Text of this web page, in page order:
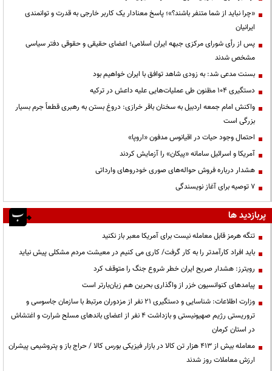
«چرا نباید از شما متنفر باشند؟»؛ پاسخ معنادار یک کاربر خارجی به قدرت و توانمندی
ایرانیان
پس از رأی شورای مرکزی جبهه ایران اسلامی؛ اعضای حقیقی و حقوقی دفتر سیاسی
مشخص شدند
بسنت مدعی شد: به زودی شاهد توافق با ایران خواهیم بود
دستگیری ۱۰۴ مظنون طی عملیات‌هایی علیه داعش در ترکیه
واکنش امام جمعه اردبیل به سخنان باقر خرازی: دروغ بستن به رهبری قطعاً جرم بسیار
بزرگی است
احتمال وجود حیات در اقیانوس مدفون «اروپا»
آمریکا و اسرائیل سامانه «پیکان» را آزمایش کردند
هشدار درباره فروش حواله‌های صوری خودروهای وارداتی
۷ توصیه برای آغاز نویسندگی
پربازدید ها
تنگه هرمز قابل معامله نیست برای آمریکا معبر باز نکنید
باید افراد کارآمدتر را به کار گرفت/ کاری می کنیم در معیشت مردم مشکلی پیش نیاید
رویترز: هشدار صریح ایران خطر شروع جنگ را متوقف کرد
پیامدهای کنوانسیون خزر از واگذاری بحرین هم زیان‌بارتر است
وزارت اطلاعات: شناسایی و دستگیری ۲۱ نفر از مزدوران مرتبط با سازمان جاسوسی و
تروریستی رژیم صهیونیستی و بازداشت ۴ نفر از اعضای باندهای مسلح شرارت و اغتشاش
در استان کرمان
معامله بیش از ۴۱۳ هزار تن کالا در بازار فیزیکی بورس کالا / حراج باز و پتروشیمی پیشران
ارزش معاملات روز شدند